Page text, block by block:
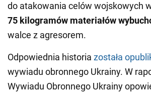
do atakowania celów wojskowych
75 kilogramów materiałów
walce z agresorem.
Odpowiednia historia została
wywiadu obronnego Ukrainy. W
Wywiadu Obronnego Ukrainy